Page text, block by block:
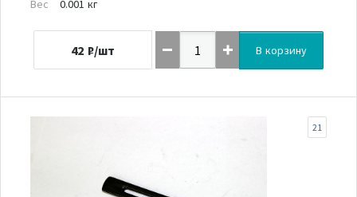
Вес 0.001 кг
42 ₽/шт В корзину
21